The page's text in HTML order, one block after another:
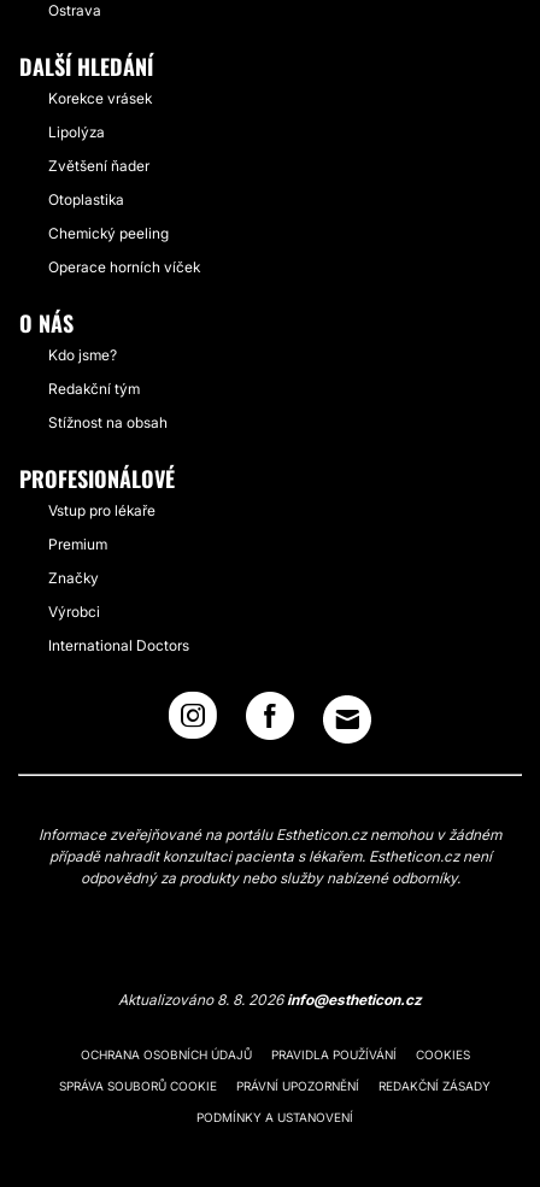
Ostrava
DALŠÍ HLEDÁNÍ
Korekce vrásek
Lipolýza
Zvětšení ňader
Otoplastika
Chemický peeling
Operace horních víček
O NÁS
Kdo jsme?
Redakční tým
Stížnost na obsah
PROFESIONÁLOVÉ
Vstup pro lékaře
Premium
Značky
Výrobci
International Doctors
Informace zveřejňované na portálu Estheticon.cz nemohou v žádném
případě nahradit konzultaci pacienta s lékařem. Estheticon.cz není
odpovědný za produkty nebo služby nabízené odborníky.
Aktualizováno 8. 8. 2026info@estheticon.cz
OCHRANA OSOBNÍCH ÚDAJŮ PRAVIDLA POUŽÍVÁNÍ COOKIES
SPRÁVA SOUBORŮ COOKIE PRÁVNÍ UPOZORNĚNÍ REDAKČNÍ ZÁSADY
PODMÍNKY A USTANOVENÍ